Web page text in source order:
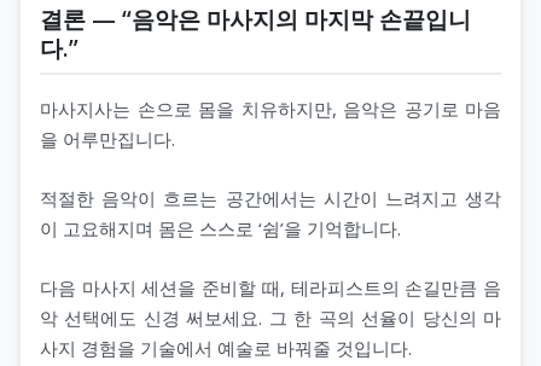
결론 — “음악은 마사지의 마지막 손끝입니
다.”
마사지사는 손으로 몸을 치유하지만, 음악은 공기로 마음
을 어루만집니다.
적절한 음악이 흐르는 공간에서는 시간이 느려지고 생각
이 고요해지며 몸은 스스로 ‘쉼’을 기억합니다.
다음 마사지 세션을 준비할 때, 테라피스트의 손길만큼 음
악 선택에도 신경 써보세요. 그 한 곡의 선율이 당신의 마
사지 경험을 기술에서 예술로 바꿔줄 것입니다.